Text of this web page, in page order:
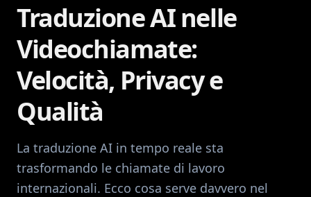
Traduzione AI nelle
Videochiamate:
Velocità, Privacy e
Qualità
La traduzione AI in tempo reale sta
trasformando le chiamate di lavoro
internazionali. Ecco cosa serve davvero nel